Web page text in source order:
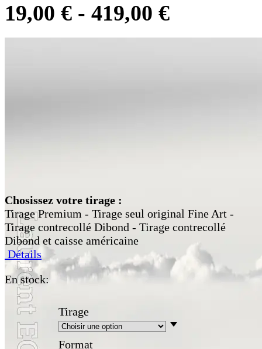
19,00 € - 419,00 €
Chosissez votre tirage :
Tirage Premium - Tirage seul original Fine Art -
Tirage contrecollé Dibond - Tirage contrecollé
Dibond et caisse américaine
Détails
En stock:
Tirage
Format